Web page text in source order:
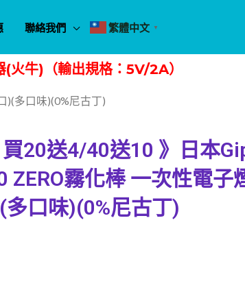
聯絡我們 繁體中文 ▼
火牛)（輸出規格：5V/2A）
)(多口味)(0%尼古丁)
買20送4/40送10 》日本
ZERO霧化棒 一次性電子
口味)(0%尼古丁)